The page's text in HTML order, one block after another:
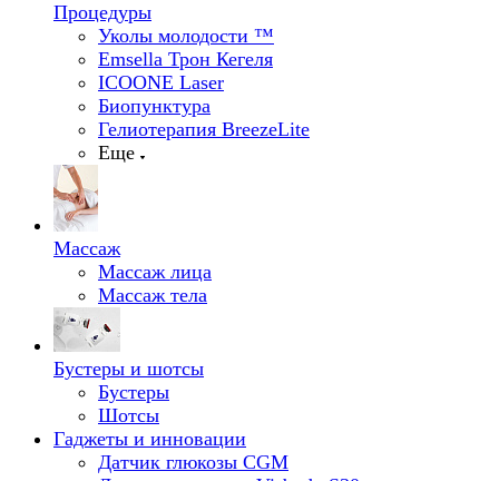
Процедуры
Уколы молодости ™
Emsella Трон Кегеля
ICOONE Laser
Биопунктура
Гелиотерапия BreezeLite
Еще
Массаж
Массаж лица
Массаж тела
Бустеры и шотсы
Бустеры
Шотсы
Гаджеты и инновации
Датчик глюкозы CGM